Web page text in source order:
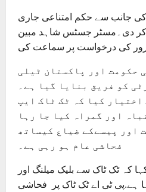
جانب سے حکم امتناعی جاری
کر دی۔مسٹر جسٹس شاہد مبین
کی درخواست پر سماعت کی
حکومت اور پاکستان ٹیلی
کو فریق بنایا گیا ہے۔
کیا کہ ٹک ٹاک ایپ
اور گمراہ کیا جا رہا
اور پیسےکے ضیاع کیساتھ
فحاشی عام ہو رہی ہے۔
کہ ٹک ٹاک سے بلیک میلنگ اور
ہے.پی ٹی اے ٹک ٹاک پر فحاشی